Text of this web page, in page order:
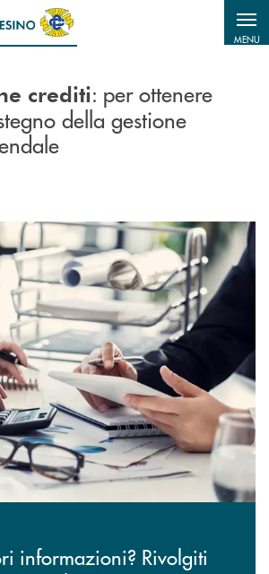
MENU
crediti: per ottenere
della gestione
informazioni? Rivolgiti